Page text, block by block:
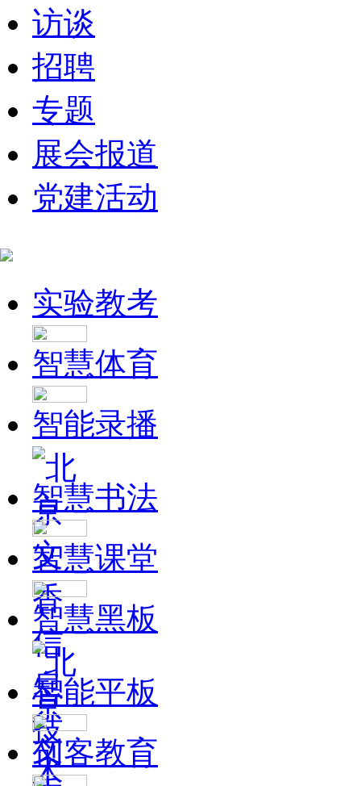
访谈
招聘
专题
展会报道
党建活动
实验教考
智慧体育
智能录播
智慧书法
智慧课堂
智慧黑板
智能平板
创客教育